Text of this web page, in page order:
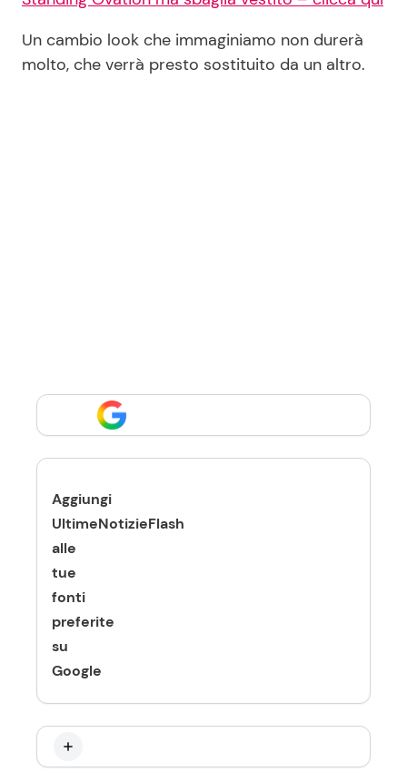
Un cambio look che immaginiamo non durerà
molto, che verrà presto sostituito da un altro.
Aggiungi
UltimeNotizieFlash
alle
tue
fonti
preferite
su
Google